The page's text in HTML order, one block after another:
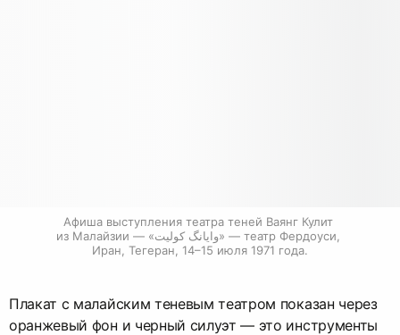
Афиша выступления театра теней Ваянг Кулит
из Малайзии — «وايانگ كوليت» — театр Фердоуси,
Иран, Тегеран, 14–15 июля 1971 года.
Плакат с малайским теневым театром показан через
оранжевый фон и черный силуэт — это инструменты